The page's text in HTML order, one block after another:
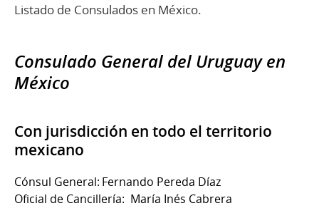
Listado de Consulados en México.
Consulado General del Uruguay en
México
Con jurisdicción en todo el territorio
mexicano
Cónsul General: Fernando Pereda Díaz
Oficial de Cancillería: María Inés Cabrera